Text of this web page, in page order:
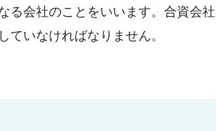
る会社のことをいいます。合資会社
ていなければなりません。